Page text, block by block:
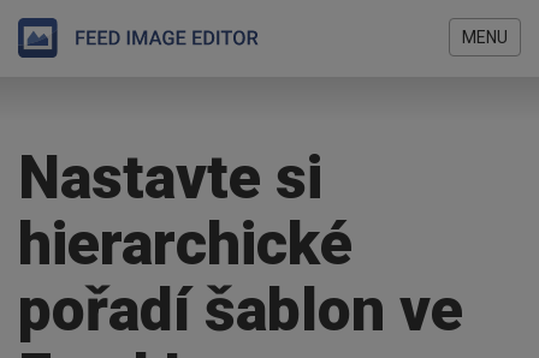
obsahu
MENU
Nastavte si
hierarchické
pořadí šablon ve